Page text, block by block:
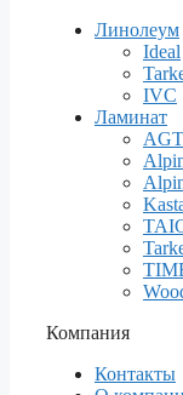
Линолеум
Ideal
IVC
Ламинат
AGT
Компания
Контакты